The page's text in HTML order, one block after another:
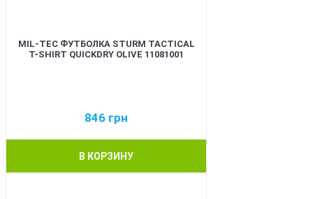
MIL-TEC ФУТБОЛКА STURM TACTICAL
T-SHIRT QUICKDRY OLIVE 11081001
846 грн
В КОРЗИНУ